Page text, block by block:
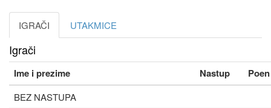
IGRAČI UTAKMICE
Igrači
Ime i prezime Nastup Poen
BEZ NASTUPA